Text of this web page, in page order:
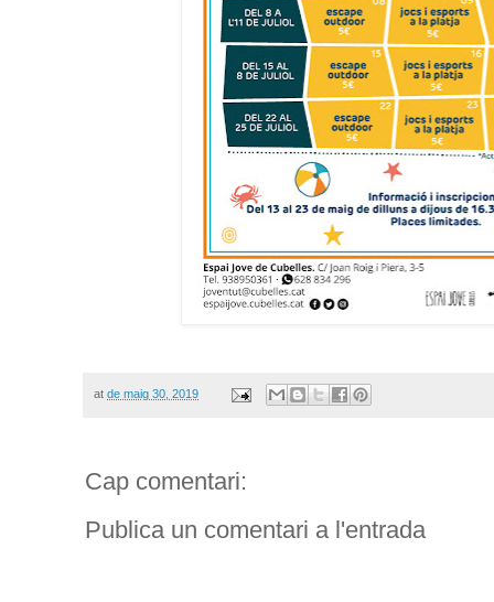
at de maig 30, 2019
Cap comentari:
Publica un comentari a l'entrada